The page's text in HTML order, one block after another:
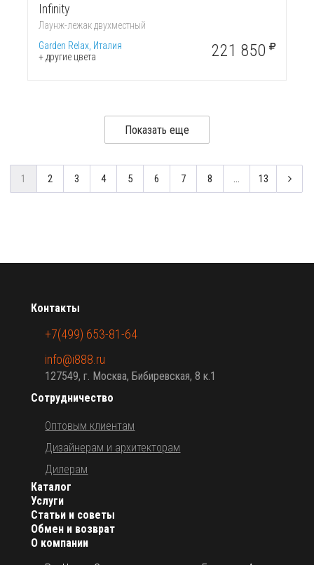
Infinity
Лаунж-лежак двухместный
Garden Relax, Италия
+ другие цвета
221 850
Показать еще
1 2 3 4 5 6 7 8 13
О компании
Каталог
Услуги
Статьи и советы
Обмен и возврат
Сотрудничество
Оптовым клиентам
Дизайнерам и архитекторам
Дилерам
Контакты
+7(499) 653-81-64
info@i888.ru
127549, г. Москва, Бибиревская, 8 к.1